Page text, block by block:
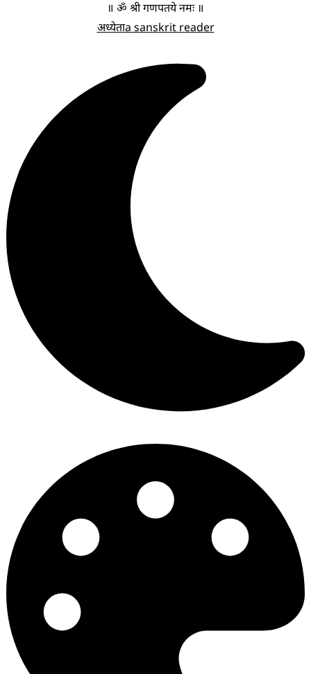
॥ ॐ श्री गणपतये नमः ॥
अध्येताa sanskrit reader